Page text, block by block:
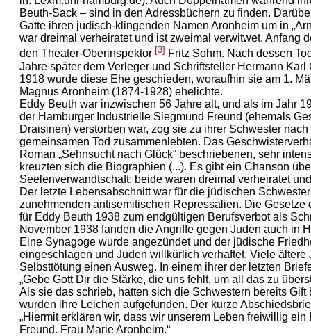
Beuth-Sack – sind in den Adressbüchern zu finden.
Gatte ihren jüdisch-klingenden Namen Aronheim um in
war dreimal verheiratet und ist zweimal verwitwet. Anfang
den Theater-Oberinspektor [3] Fritz Sohm. Nach dessen
Jahre später dem Verleger und Schriftsteller Hermann Karl
1918 wurde diese Ehe geschieden, woraufhin sie am 1.
Magnus Aronheim (1874-1928) ehelichte.
Eddy Beuth war inzwischen 56 Jahre alt, und als im Jahr
der Hamburger Industrielle Siegmund Freund (ehemals
Draisinen) verstorben war, zog sie zu ihrer Schwester
gemeinsamen Tod zusammenlebten. Das
Roman „Sehnsucht nach Glück“ beschriebenen, sehr
kreuzten sich die Biographien (...). Es gibt ein Chanson
Seelenverwandtschaft; beide waren dreimal verheiratet
Der letzte Lebensabschnitt war für die jüdischen
zunehmenden antisemitischen Repressalien. Die
für Eddy Beuth 1938 zum endgültigen Berufsverbot als
November 1938 fanden die Angriffe gegen Juden auch in
Eine Synagoge wurde angezündet und der jüdische
eingeschlagen und Juden willkürlich verhaftet. Viele ältere
Selbsttötung einen Ausweg. In einem ihrer der letzten
„Gebe Gott Dir die Stärke, die uns fehlt, um all das zu
Als sie das schrieb, hatten sich die Schwestern bereits Gift
wurden ihre Leichen aufgefunden. Der kurze
„Hiermit erklären wir, dass wir unserem Leben freiwillig
Freund. Frau Marie Aronheim.“